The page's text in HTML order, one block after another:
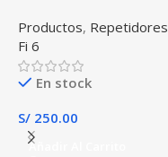
Productos,
Fi 6
En stock
S/ 250.00
Añadir Al Carrito